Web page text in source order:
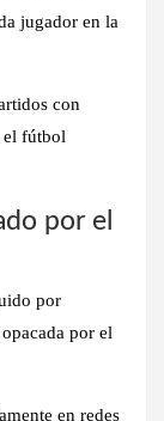
jugador en la
con
el fútbol
por el
por
por el
en redes